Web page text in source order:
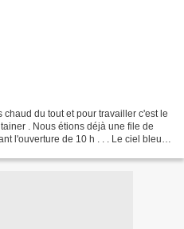
du tout et pour travailler c'est le
. Nous étions déjà une file de
l'ouverture de 10 h . . . Le ciel bleu